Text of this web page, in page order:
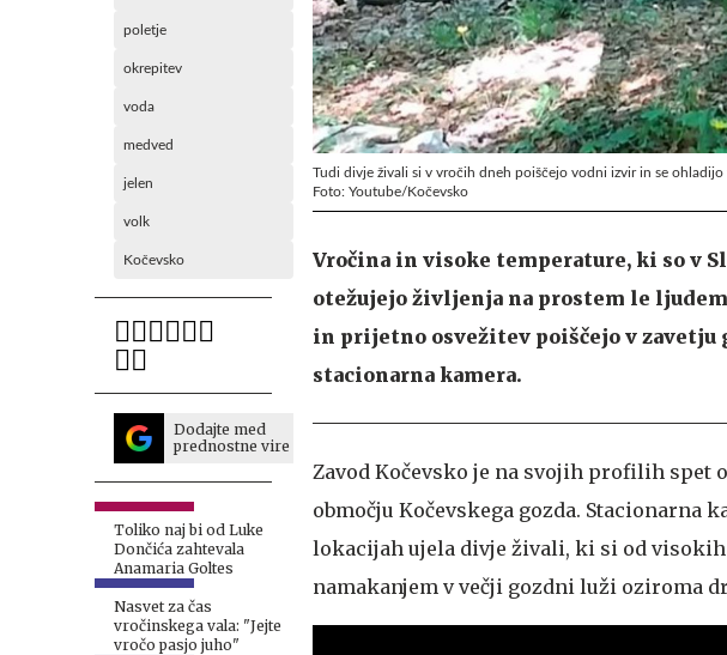
poletje
okrepitev
voda
medved
jelen
volk
Kočevsko
Dodajte med
prednostne vire
Toliko naj bi od Luke
Dončića zahtevala
Anamaria Goltes
Nasvet za čas
vročinskega vala: "Jejte
vročo pasjo juho"
Tudi divje živali si v vročih dneh poiščejo vodni izvir in se ohladijo
Foto: Youtube/Kočevsko
Vročina in visoke temperature, ki so v
otežujejo življenja na prostem le
in prijetno osvežitev poiščejo v
stacionarna kamera.
Zavod Kočevsko je na svojih profilih spet
območju Kočevskega gozda. Stacionarna
lokacijah ujela divje živali, ki si od
namakanjem v večji gozdni luži oziroma